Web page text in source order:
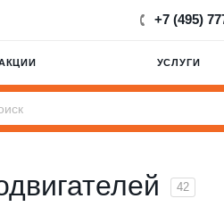
+7 (495)
УСЛУГИ
42